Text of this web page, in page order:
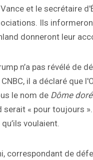
et le secrétaire
Ils
donneront leur
n’a pas révélé de
il a déclaré que
le nom de Dôme doré
« pour toujours
voulaient.
correspondant de